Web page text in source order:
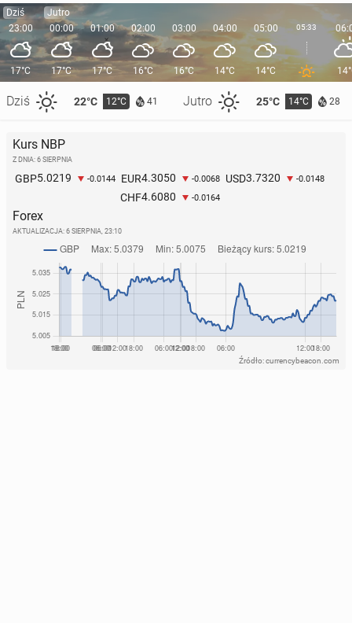
Dziś
23:00
17°C
Dziś 22°C 12°C 41 Jutro 25°C 14°C 28
Jutro
00:00
17°C
01:00
17°C
02:00
16°C
03:00
16°C
04:00
14°C
05:00
14°C
05:33
Kurs NBP
Z DNIA: 6 SIERPNIA
GBP5.0219 -0.0144 EUR4.3050 -0.0068 USD3.7320 -0.0148
CHF4.6080 -0.0164
Forex
AKTUALIZACJA: 6 SIERPNIA, 23:10
Źródło: currencybeacon.com